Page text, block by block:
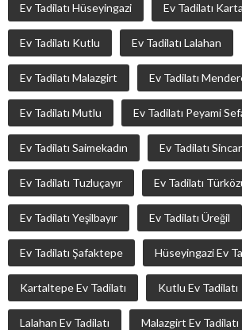
Ev Tadilatı Hüseyingazi Ev Tadilatı
Ev Tadilatı Kutlu Ev Tadilatı Lalahan
Ev Tadilatı Malazgirt Ev Tadilatı
Ev Tadilatı Mutlu Ev Tadilatı Peyami
Ev Tadilatı Saimekadın Ev Tadilatı
Ev Tadilatı Tuzluçayır Ev Tadilatı
Ev Tadilatı Yeşilbayır Ev Tadilatı Üreğil
Ev Tadilatı Şafaktepe Hüseyingazi Ev
Kartaltepe Ev Tadilatı Kutlu Ev Tadilatı
Lalahan Ev Tadilatı Malazgirt Ev Tadilatı